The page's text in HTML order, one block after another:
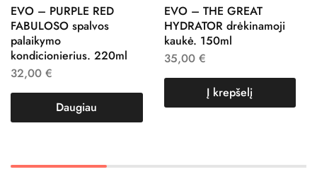
EVO – PURPLE RED
FABULOSO spalvos
palaikymo
kondicionierius. 220ml
32,00 €
Daugiau
EVO – THE GREAT
HYDRATOR drėkinamoji
kaukė. 150ml
35,00 €
Į krepšelį